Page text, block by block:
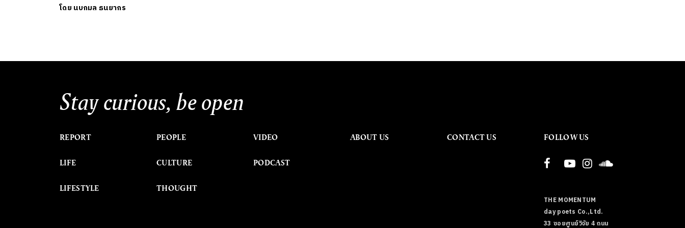
โดย นบกมล ธนยากร
Stay curious, be open
REPORT
LIFE
LIFESTYLE
PEOPLE
CULTURE
THOUGHT
VIDEO
PODCAST
ABOUT US CONTACT US FOLLOW US
THE MOMENTUM
day poets Co.,Ltd.
33 ซอยศูนย์วิจัย 4 ถนน